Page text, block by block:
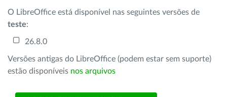
O LibreOffice está disponível nas seguintes versões de
teste:
26.8.0
Versões antigas do LibreOffice (podem estar sem suporte)
estão disponíveis nos arquivos